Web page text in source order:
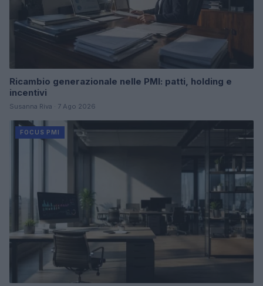
Ricambio generazionale nelle PMI: patti, holding e
incentivi
Susanna Riva · 7 Ago 2026
FOCUS PMI